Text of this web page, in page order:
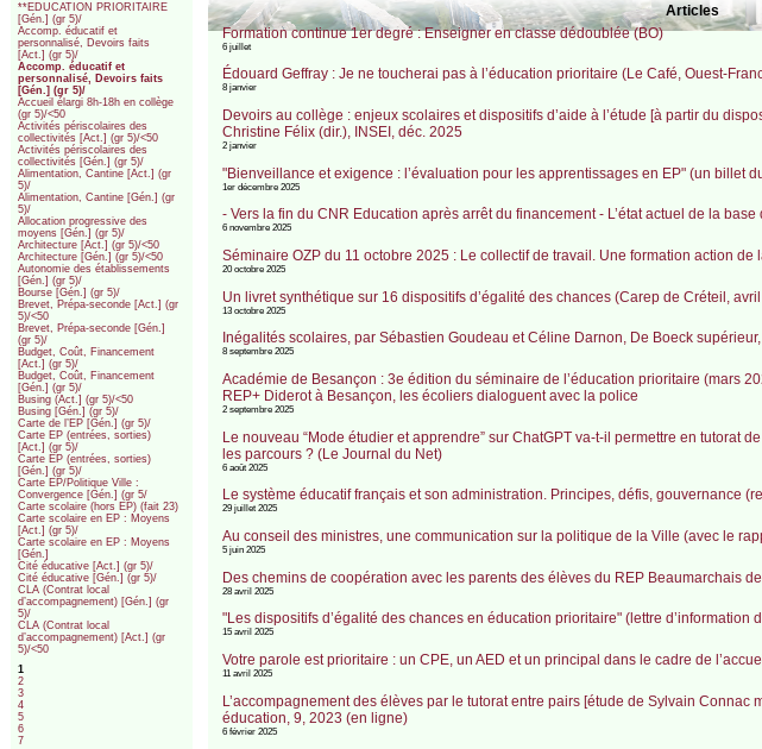
**EDUCATION PRIORITAIRE
[Gén.] (gr 5)/
Accomp. éducatif et
personnalisé, Devoirs faits
[Act.] (gr 5)/
Accomp. éducatif et
personnalisé, Devoirs faits
[Gén.] (gr 5)/
Accueil élargi 8h-18h en collège
(gr 5)/<50
Activités périscolaires des
collectivités [Act.] (gr 5)/<50
Activités périscolaires des
collectivités [Gén.] (gr 5)/
Alimentation, Cantine [Act.] (gr
5)/
Alimentation, Cantine [Gén.] (gr
5)/
Allocation progressive des
moyens [Gén.] (gr 5)/
Architecture [Act.] (gr 5)/<50
Architecture [Gén.] (gr 5)/<50
Autonomie des établissements
[Gén.] (gr 5)/
Bourse [Gén.] (gr 5)/
Brevet, Prépa-seconde [Act.] (gr
5)/<50
Brevet, Prépa-seconde [Gén.]
(gr 5)/
Budget, Coût, Financement
[Act.] (gr 5)/
Budget, Coût, Financement
[Gén.] (gr 5)/
Busing (Act.] (gr 5)/<50
Busing [Gén.] (gr 5)/
Carte de l’EP [Gén.] (gr 5)/
Carte EP (entrées, sorties)
[Act.] (gr 5)/
Carte EP (entrées, sorties)
[Gén.] (gr 5)/
Carte EP/Politique Ville :
Convergence [Gén.] (gr 5/
Carte scolaire (hors EP) (fait 23)
Carte scolaire en EP : Moyens
[Act.] (gr 5)/
Carte scolaire en EP : Moyens
[Gén.]
Cité éducative [Act.] (gr 5)/
Cité éducative [Gén.] (gr 5)/
CLA (Contrat local
d’accompagnement) [Gén.] (gr
5)/
CLA (Contrat local
d’accompagnement) [Act.] (gr
5)/<50
1
2
3
4
5
6
7
Articles
Formation continue 1er degré : Enseigner en classe dédoublée (BO)
6 juillet
Édouard Geffray : Je ne toucherai pas à l’éducation prioritaire (Le Café, Ouest-
8 janvier
Devoirs au collège : enjeux scolaires et dispositifs d’aide à l’étude [à partir du
Christine Félix (dir.), INSEI, déc. 2025
2 janvier
"Bienveillance et exigence : l’évaluation pour les apprentissages en EP" (un billet
1er décembre 2025
- Vers la fin du CNR Education après arrêt du financement - L’état actuel de la base
6 novembre 2025
Séminaire OZP du 11 octobre 2025 : Le collectif de travail. Une formation action
20 octobre 2025
Un livret synthétique sur 16 dispositifs d’égalité des chances (Carep de Créteil,
13 octobre 2025
Inégalités scolaires, par Sébastien Goudeau et Céline Darnon, De Boeck
8 septembre 2025
Académie de Besançon : 3e édition du séminaire de l’éducation prioritaire (mars
REP+ Diderot à Besançon, les écoliers dialoguent avec la police
2 septembre 2025
Le nouveau “Mode étudier et apprendre” sur ChatGPT va-t-il permettre en tutorat
les parcours ? (Le Journal du Net)
6 août 2025
Le système éducatif français et son administration. Principes, défis, gouvernance
29 juillet 2025
Au conseil des ministres, une communication sur la politique de la Ville (avec le
5 juin 2025
Des chemins de coopération avec les parents des élèves du REP Beaumarchais
28 avril 2025
"Les dispositifs d’égalité des chances en éducation prioritaire" (lettre d’information
15 avril 2025
Votre parole est prioritaire : un CPE, un AED et un principal dans le cadre de
11 avril 2025
L’accompagnement des élèves par le tutorat entre pairs [étude de Sylvain
éducation, 9, 2023 (en ligne)
6 février 2025